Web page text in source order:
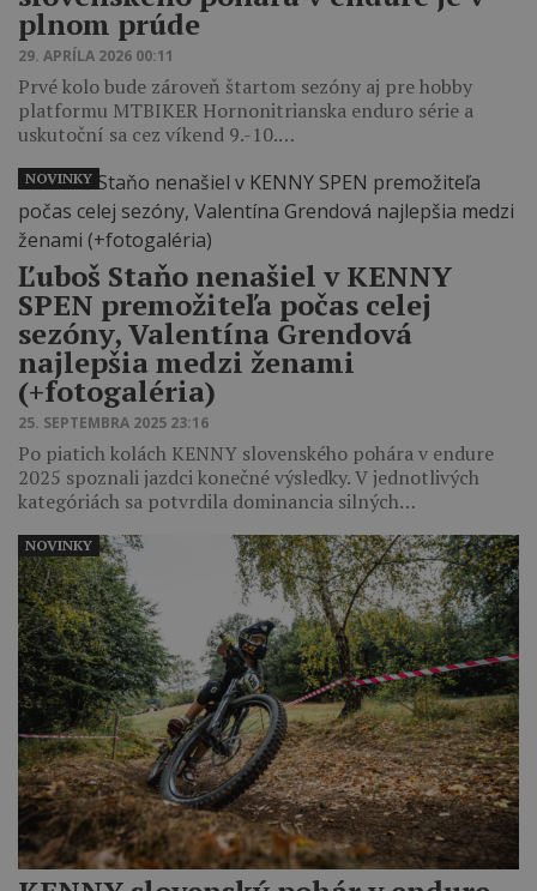
plnom prúde
29. APRÍLA 2026 00:11
Prvé kolo bude zároveň štartom sezóny aj pre hobby
platformu MTBIKER Hornonitrianska enduro série a
uskutoční sa cez víkend 9.-10.…
Ľuboš Staňo nenašiel v KENNY
SPEN premožiteľa počas celej
sezóny, Valentína Grendová
najlepšia medzi ženami
(+fotogaléria)
25. SEPTEMBRA 2025 23:16
Po piatich kolách KENNY slovenského pohára v endure
2025 spoznali jazdci konečné výsledky. V jednotlivých
kategóriách sa potvrdila dominancia silných…
NOVINKY
NOVINKY